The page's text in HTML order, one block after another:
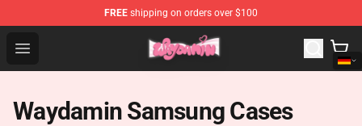
FREE shipping on orders over $100
Open menu
Waydamin Store - Official Waydamin Merchandise Shop
Waydamin Samsung Cases